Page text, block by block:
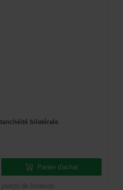
bilatérale
Panier d'achat
jour(s) de livraison